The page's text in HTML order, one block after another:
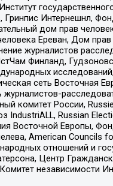
Интернешнл,
дом прав
Ереван, Дом
журналистов
Финланд,
сеть Восточная
комитет России,
Russian
Восточной Европы,
American Councils
отношений и
Центр
независимости